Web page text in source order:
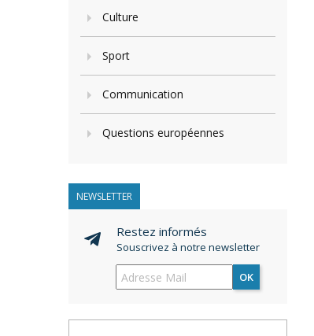
Culture
Sport
Communication
Questions européennes
NEWSLETTER
Restez informés
Souscrivez à notre newsletter
OK